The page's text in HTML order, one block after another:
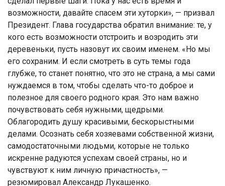
возможности, давайте спасем эти хуторки», — призвал
Президент. Глава государства обратил внимание: те, у
кого есть возможности отстроить и возродить эти
деревеньки, пусть назовут их своим именем. «Но мы
его сохраним. И если смотреть в суть темы года
глубже, то станет понятно, что это не страна, а мы сами
нуждаемся в том, чтобы сделать что-то доброе и
полезное для своего родного края. Это нам важно
почувствовать себя нужными, щедрыми.
Облагородить душу красивыми, бескорыстными
делами. Осознать себя хозяевами собственной жизни,
самодостаточными людьми, которые не только
искренне радуются успехам своей страны, но и
чувствуют к ним личную причастность», —
резюмировал Александр Лукашенко.